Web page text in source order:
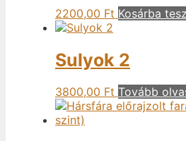
2200,00 Ft Kosárba
Sulyok 2
3800,00 Ft Tovább